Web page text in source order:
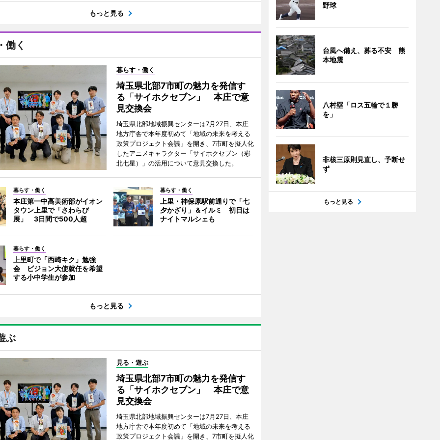
もっと見る
働く
暮らす・働く
埼玉県北部7市町の魅力を発信す
る「サイホクセブン」 本庄で意
見交換会
埼玉県北部地域振興センターは7月27日、本庄
地方庁舎で本年度初めて「地域の未来を考える
政策プロジェクト会議」を開き、7市町を擬人化
したアニメキャラクター「サイホクセブン（彩
北七星）」の活用について意見交換した。
暮らす・働く
本庄第一中高美術部がイオン
タウン上里で「さわらび
展」 3日間で500人超
暮らす・働く
上里・神保原駅前通りで「七
夕かざり」＆イルミ 初日は
ナイトマルシェも
暮らす・働く
上里町で「西崎キク」勉強
会 ビジョン大使就任を希望
する小中学生が参加
もっと見る
ぶ
見る・遊ぶ
埼玉県北部7市町の魅力を発信す
る「サイホクセブン」 本庄で意
見交換会
埼玉県北部地域振興センターは7月27日、本庄
地方庁舎で本年度初めて「地域の未来を考える
政策プロジェクト会議」を開き、7市町を擬人化
野球
台風へ備え、募る不安 熊
本地震
八村塁「ロス五輪で１勝
を」
非核三原則見直し、予断せ
ず
もっと見る